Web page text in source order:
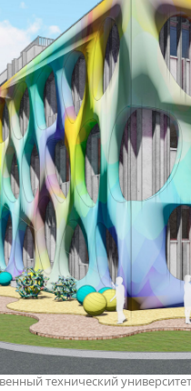
технический университет